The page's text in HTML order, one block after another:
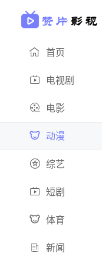
首页
电视剧
电影
动漫
综艺
短剧
体育
新闻